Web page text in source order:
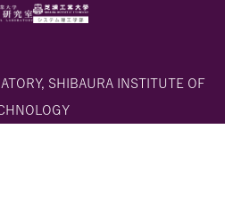
SHIBAURA INSTITUTE OF